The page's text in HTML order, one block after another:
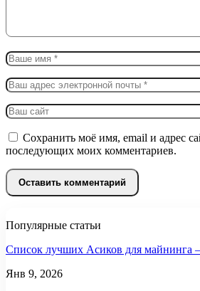
Сохранить моё имя, email и адрес
последующих моих комментариев.
Популярные статьи
Список лучших Асиков для
Янв 9, 2026